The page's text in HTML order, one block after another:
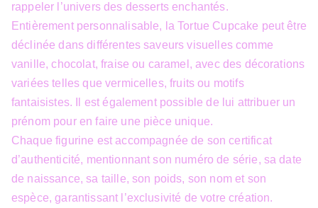
rappeler l’univers des desserts enchantés.
Entièrement personnalisable, la Tortue Cupcake peut être
déclinée dans différentes saveurs visuelles comme
vanille, chocolat, fraise ou caramel, avec des décorations
variées telles que vermicelles, fruits ou motifs
fantaisistes. Il est également possible de lui attribuer un
prénom pour en faire une pièce unique.
Chaque figurine est accompagnée de son certificat
d’authenticité, mentionnant son numéro de série, sa date
de naissance, sa taille, son poids, son nom et son
espèce, garantissant l’exclusivité de votre création.